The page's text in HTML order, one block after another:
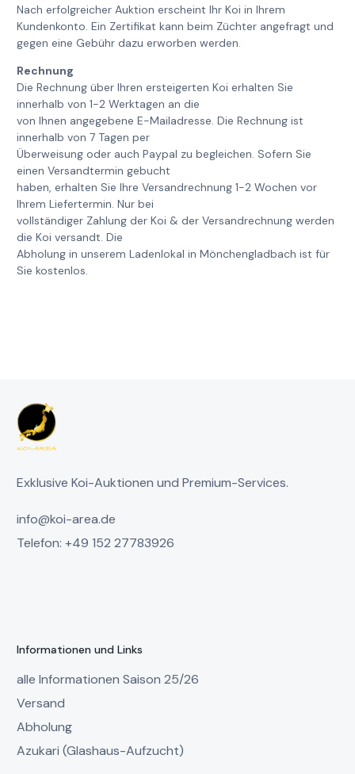
Nach erfolgreicher Auktion erscheint Ihr Koi in Ihrem
Kundenkonto. Ein Zertifikat kann beim Züchter angefragt und
gegen eine Gebühr dazu erworben werden.
Rechnung
Die Rechnung über Ihren ersteigerten Koi erhalten Sie
innerhalb von 1-2 Werktagen an die
von Ihnen angegebene E-Mailadresse. Die Rechnung ist
innerhalb von 7 Tagen per
Überweisung oder auch Paypal zu begleichen. Sofern Sie
einen Versandtermin gebucht
haben, erhalten Sie Ihre Versandrechnung 1-2 Wochen vor
Ihrem Liefertermin. Nur bei
vollständiger Zahlung der Koi & der Versandrechnung werden
die Koi versandt. Die
Abholung in unserem Ladenlokal in Mönchengladbach ist für
Sie kostenlos.
Exklusive Koi-Auktionen und Premium-Services.
info@koi-area.de
Telefon: +49 152 27783926
Informationen und Links
alle Informationen Saison 25/26
Versand
Abholung
Azukari (Glashaus-Aufzucht)